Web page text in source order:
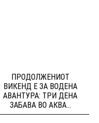
ПРОДОЛЖЕНИОТ
ВИКЕНД Е ЗА ВОДЕНА
АВАНТУРА: ТРИ ДЕНА
ЗАБАВА ВО АКВА...